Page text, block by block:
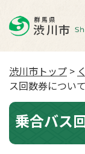
渋川市トップ >
ス回数券について
乗合バス